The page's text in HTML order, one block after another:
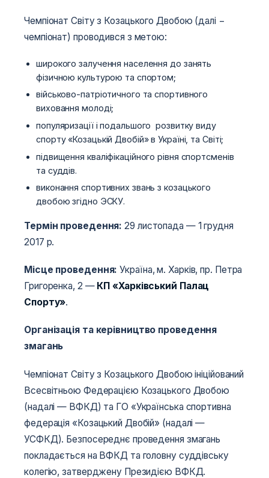
Чемпіонат Світу з Козацького Двобою (далі −
чемпіонат) проводився з метою:
широкого залучення населення до занять
фізичною культурою та спортом;
військово-патріотичного та спортивного
виховання молоді;
популяризації і подальшого розвитку виду
спорту «Козацькій Двобій» в Україні, та Світі;
підвищення кваліфікаційного рівня спортсменів
та суддів.
виконання спортивних звань з козацького
двобою згідно ЭСКУ.
Термін проведення: 29 листопада — 1 грудня
2017 р.
Місце проведення: Україна, м. Харків, пр. Петра
Григоренка, 2 — КП «Харківський Палац
Спорту».
Організація та керівництво проведення
змагань
Чемпіонат Світу з Козацького Двобою ініційований
Всесвітньою Федерацією Козацького Двобою
(надалі — ВФКД) та ГО «Українська спортивна
федерація «Козацький Двобій» (надалі —
УСФКД). Безпосереднє проведення змагань
покладається на ВФКД та головну суддівську
колегію, затверджену Президією ВФКД.